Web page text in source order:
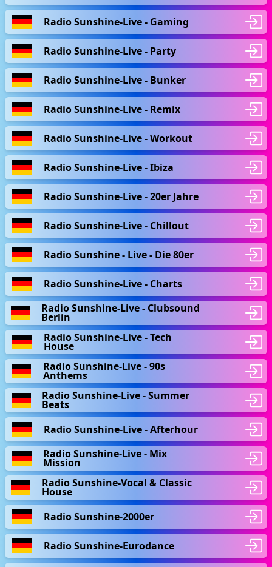
Radio Sunshine-Live - Gaming
Radio Sunshine-Live - Party
Radio Sunshine-Live - Bunker
Radio Sunshine-Live - Remix
Radio Sunshine-Live - Workout
Radio Sunshine-Live - Ibiza
Radio Sunshine-Live - 20er Jahre
Radio Sunshine-Live - Chillout
Radio Sunshine - Live - Die 80er
Radio Sunshine-Live - Charts
Radio Sunshine-Live - Clubsound
Berlin
Radio Sunshine-Live - Tech
House
Radio Sunshine-Live - 90s
Anthems
Radio Sunshine-Live - Summer
Beats
Radio Sunshine-Live - Afterhour
Radio Sunshine-Live - Mix
Mission
Radio Sunshine-Vocal & Classic
House
Radio Sunshine-2000er
Radio Sunshine-Eurodance